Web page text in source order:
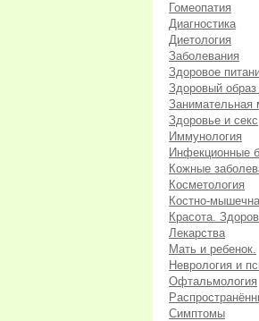
Гомеопатия
Диагностика
Диетология
Заболевания
Здоровое
Здоровый образ
Занимательная
Здоровье и секс
Иммунология
Инфекционные
Кожные
Косметология
Костно-
Красота.
Лекарства
Мать и ребенок.
Неврология и
Офтальмология
Симптомы